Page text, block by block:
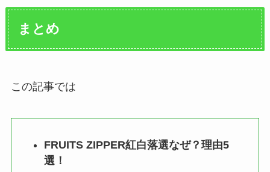
まとめ
この記事では
FRUITS ZIPPER紅白落選なぜ？理由5
選！